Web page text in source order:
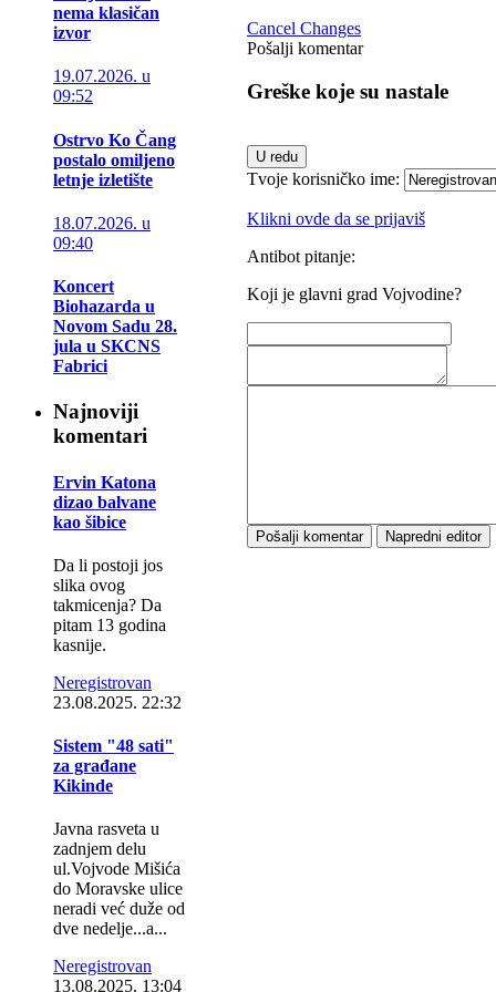
nema klasičan
izvor
19.07.2026. u
09:52
Ostrvo Ko Čang
postalo omiljeno
letnje izletište
18.07.2026. u
09:40
Koncert
Biohazarda u
Novom Sadu 28.
jula u SKCNS
Fabrici
Najnoviji
komentari
Ervin Katona
dizao balvane
kao šibice
Da li postoji jos
slika ovog
takmicenja? Da
pitam 13 godina
kasnije.
Neregistrovan
23.08.2025. 22:32
Sistem "48 sati"
za građane
Kikinde
Javna rasveta u
zadnjem delu
ul.Vojvode Mišića
do Moravske ulice
neradi već duže od
dve nedelje...a...
Neregistrovan
13.08.2025. 13:04
Cancel Changes
Pošalji komentar
Greške koje su nastale
Tvoje korisničko ime:
Klikni ovde da se prijaviš
Antibot pitanje:
Koji je glavni grad Vojvodine?